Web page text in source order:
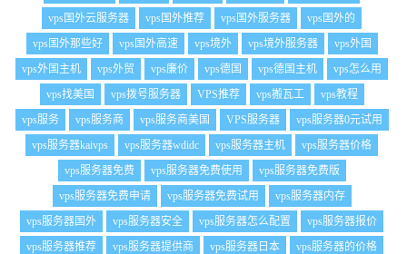
vps国外云服务器
vps国外推荐 vps国外服务器
vps国外的
vps国外那些好
vps国外高速 vps境外 vps境外服务器
vps外国
vps外国主机
vps外贸 vps廉价 vps德国 vps德国主机
vps怎么用
vps找美国
vps拨号服务器 VPS推荐 vps搬瓦工
vps教程
vps服务
vps服务商 vps服务商美国 VPS服务器
vps服务器0元试用
vps服务器kaivps
vps服务器wdidc vps服务器主机
vps服务器价格
vps服务器免费
vps服务器免费使用
vps服务器免费版
vps服务器免费申请
vps服务器免费试用
vps服务器内存
vps服务器国外
vps服务器安全 vps服务器怎么配置
vps服务器报价
vps服务器推荐
vps服务器提供商 vps服务器日本
vps服务器的价格